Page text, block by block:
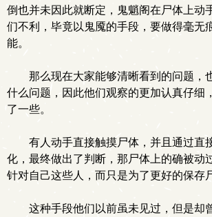
倒也并未因此就断定，鬼魈阁在尸体上动
们不利，毕竟以鬼魇的手段，要做得毫无
能。
那么现在大家能够清晰看到的问题，
什么问题，因此他们观察的更加认真仔细
了一些。
有人动手直接触摸尸体，并且通过直
化，最终做出了判断，那尸体上的确被动
针对自己这些人，而只是为了更好的保存
这种手段他们以前虽未见过，但是却